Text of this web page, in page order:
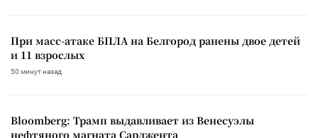
При масс-атаке БПЛА на Белгород ранены двое детей
и 11 взрослых
50 минут назад
Bloomberg: Трамп выдавливает из Венесуэлы
нефтяного магната Сарджента